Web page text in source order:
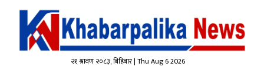
२१ श्रावण २०८३, बिहिबार | Thu Aug 6 2026